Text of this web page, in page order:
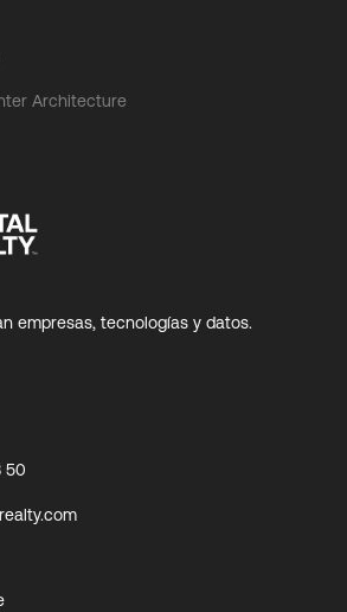
Architecture
empresas, tecnologías y datos.
50